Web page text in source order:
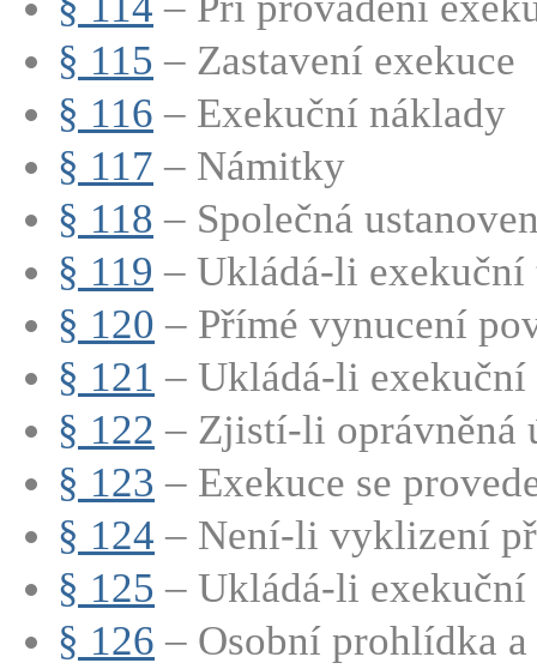
§ 115 – Zastavení exekuce
§ 116 – Exekuční náklady
§ 117 – Námitky
§ 118 – Společná
§ 119 – Ukládá-li
§ 120 – Přímé vynucení
§ 121 – Ukládá-li
§ 122 – Zjistí-li oprávněná
§ 123 – Exekuce se
§ 124 – Není-li vyklizení
§ 125 – Ukládá-li
§ 126 – Osobní prohlídka